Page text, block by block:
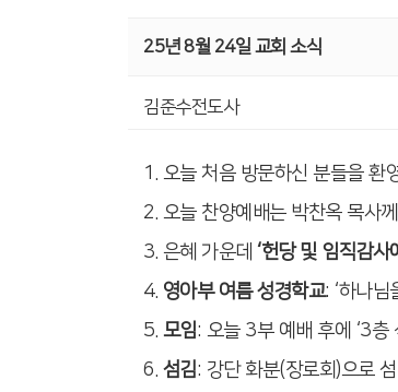
25년 8월 24일 교회 소식
김준수전도사
1. 오늘 처음 방문하신 분들을 환
2. 오늘 찬양예배는 박찬옥 목사
3. 은혜 가운데 ‘헌당 및 임직감사
4. 영아부 여름 성경학교: ‘하나
5. 모임: 오늘 3부 예배 후에 ‘3층
6. 섬김: 강단 화분(장로회)으로